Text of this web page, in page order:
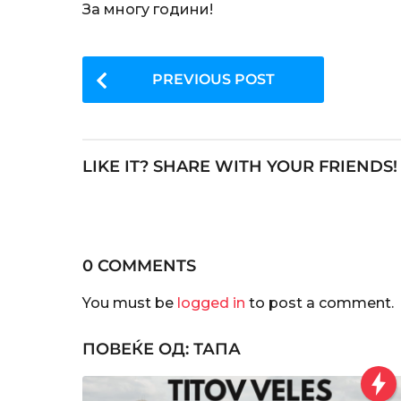
За многу години!
P
o
t
i
n
t
i
PREVIOUS POST
LIKE IT? SHARE WITH YOUR FRIENDS!
0 COMMENTS
You must be logged in to post a comment.
ПОВЕЌЕ ОД: ТАПА